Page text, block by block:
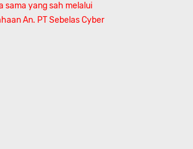
sama yang sah melalui
An. PT Sebelas Cyber